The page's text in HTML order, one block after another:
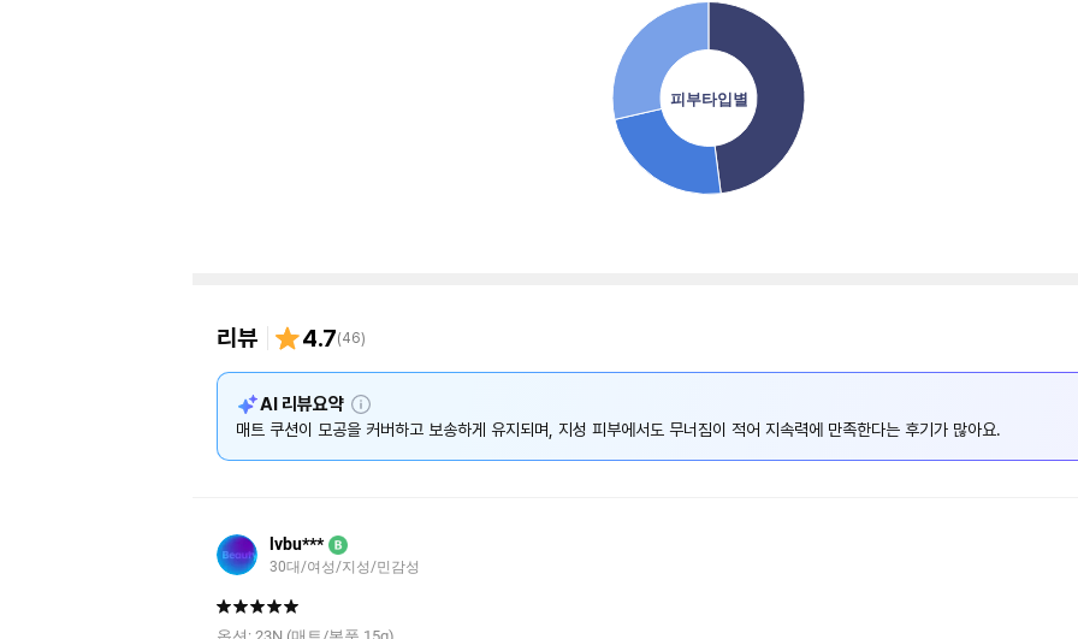
피부타입별
리뷰 4.7(46)
AI 리뷰요약 설
명
매트 쿠션이 모공을 커버하고 보송하게 유지되며, 지성 피부에서도 무너짐이 적어 지속력에 만족한다는 후기가 많아요.
lvbu*** B
30대/여성/지성/민감성